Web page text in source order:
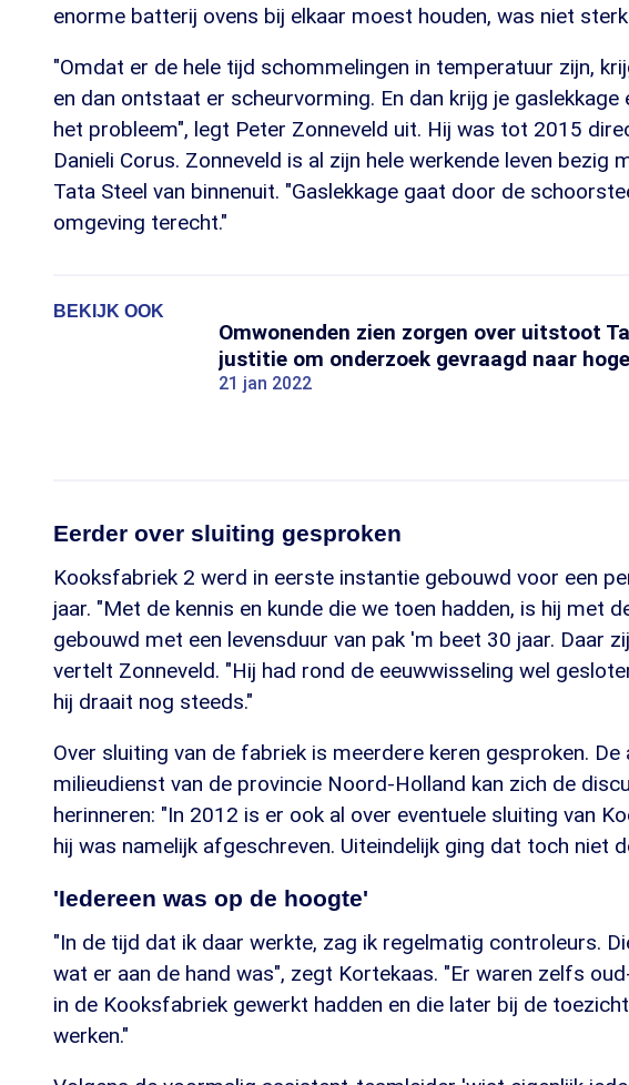
enorme batterij ovens bij elkaar moest houden, was niet sterk
"Omdat er de hele tijd schommelingen in temperatuur zijn,
en dan ontstaat er scheurvorming. En dan krijg je gaslekkage
het probleem", legt Peter Zonneveld uit. Hij was tot 2015
Danieli Corus. Zonneveld is al zijn hele werkende leven bezig
Tata Steel van binnenuit. "Gaslekkage gaat door de
omgeving terecht."
BEKIJK OOK
Omwonenden zien zorgen over uitstoot
justitie om onderzoek gevraagd naar
21 jan 2022
Eerder over sluiting gesproken
Kooksfabriek 2 werd in eerste instantie gebouwd voor een
jaar. "Met de kennis en kunde die we toen hadden, is hij met
gebouwd met een levensduur van pak 'm beet 30 jaar. Daar
vertelt Zonneveld. "Hij had rond de eeuwwisseling wel
hij draait nog steeds."
Over sluiting van de fabriek is meerdere keren gesproken.
milieudienst van de provincie Noord-Holland kan zich de
herinneren: "In 2012 is er ook al over eventuele sluiting van
hij was namelijk afgeschreven. Uiteindelijk ging dat toch niet
'Iedereen was op de hoogte'
"In de tijd dat ik daar werkte, zag ik regelmatig controleurs.
wat er aan de hand was", zegt Kortekaas. "Er waren zelfs
in de Kooksfabriek gewerkt hadden en die later bij de
werken."